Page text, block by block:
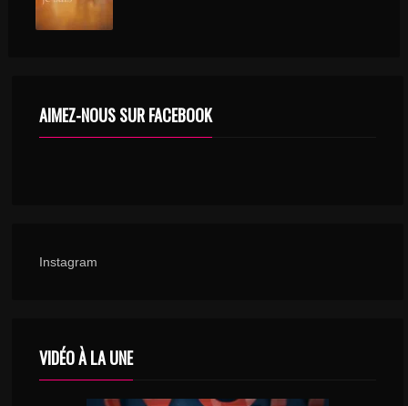
AIMEZ-NOUS SUR FACEBOOK
Instagram
VIDÉO À LA UNE